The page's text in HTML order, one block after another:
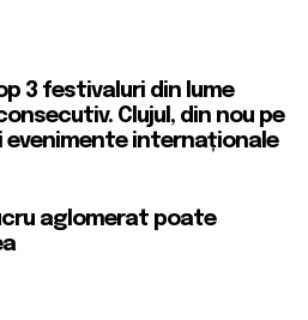
3 festivaluri din lume
Clujul, din nou pe
evenimente internaționale
aglomerat poate